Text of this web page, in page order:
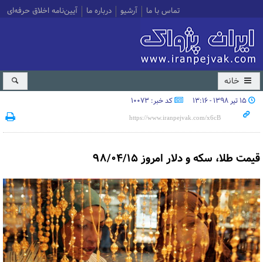
تماس با ما آرشیو درباره ما آیین‌نامه اخلاق حرفه‌ای
خانه
۱۵ تیر ۱۳۹۸ - ۱۳:۱۶ کد خبر: 10073
قیمت طلا، سکه و دلار امروز ۹۸/۰۴/۱۵